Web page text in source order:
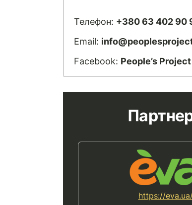
Телефон: +380 63 402 90
Email:
Facebook: People’s Project
https://